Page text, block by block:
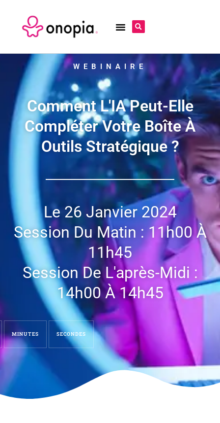
WEBINAIRE
Comment L'IA Peut-Elle
Compléter Votre Boîte À
Outils Stratégique ?
Le 26 Janvier 2024
Session Du Matin : 11h00 À
11h45
Session De L'après-Midi :
14h00 À 14h45
MINUTES SECONDES